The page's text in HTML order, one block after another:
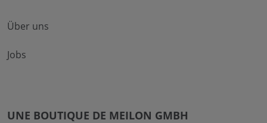
Über uns
Jobs
UNE BOUTIQUE DE MEILON GMBH